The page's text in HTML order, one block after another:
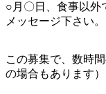
○月〇日、食事以外
メッセージ下さい。
この募集で、数時
の場合もあります）